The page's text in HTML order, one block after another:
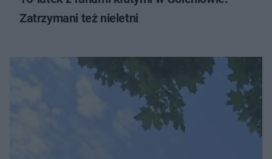
Zatrzymani też nieletni